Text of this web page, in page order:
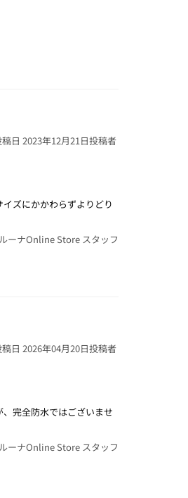
投稿者
日 2023年12月21日
ズにかかわらずよりどり
ーナOnline Store スタッフ
投稿者
日 2026年04月20日
完全防水ではございませ
ーナOnline Store スタッフ